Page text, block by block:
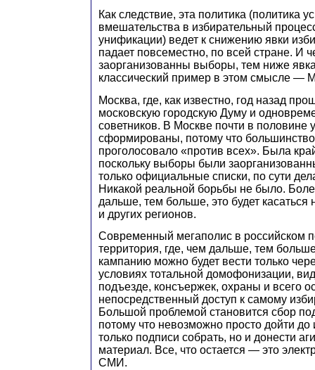
Как следствие, эта политика (политика
вмешательства в избирательный
унификации) ведет к снижению явки
падает повсеместно, по всей стране. И
заорганизованны выборы, тем ниже
классический пример в этом смысле —
Москва, где, как известно, год назад
московскую городскую Думу и
советников. В Москве почти в половине
сформированы, потому что
проголосовало «против всех». Была
поскольку выборы были
только официальные списки, по сути
Никакой реальной борьбы не было.
дальше, тем больше, это будет касаться
и других регионов.
Современный мегаполис в российском
территория, где, чем дальше, тем
кампанию можно будет вести только
условиях тотальной домофонизации,
подъезде, консъержек, охраны и всего
непосредственный доступ к самому
Большой проблемой становится сбор
потому что невозможно просто дойти до
только подписи собрать, но и донести
материал. Все, что остается — это
СМИ.